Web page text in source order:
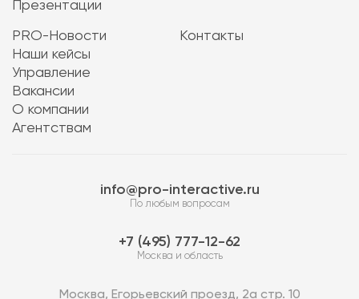
Презентации
PRO-Новости
Наши кейсы
Управление
Вакансии
О компании
Агентствам
Контакты
info@pro-interactive.ru
По любым вопросам
7 (495) 777-12-62
Москва и область
Москва, Егорьевский проезд, 2а стр. 10